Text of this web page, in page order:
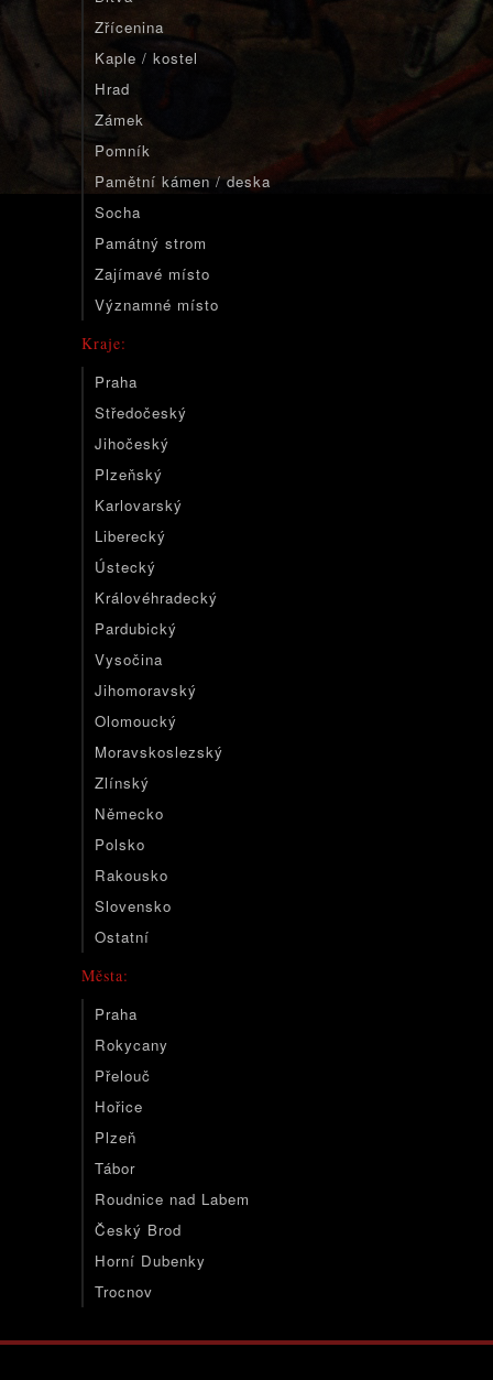
Zřícenina
Kaple / kostel
Hrad
Zámek
Pomník
Pamětní kámen / deska
Socha
Památný strom
Zajímavé místo
Významné místo
Kraje:
Praha
Středočeský
Jihočeský
Plzeňský
Karlovarský
Liberecký
Ústecký
Královéhradecký
Pardubický
Vysočina
Jihomoravský
Olomoucký
Moravskoslezský
Zlínský
Německo
Polsko
Rakousko
Slovensko
Ostatní
Města:
Praha
Rokycany
Přelouč
Hořice
Plzeň
Tábor
Roudnice nad Labem
Český Brod
Horní Dubenky
Trocnov